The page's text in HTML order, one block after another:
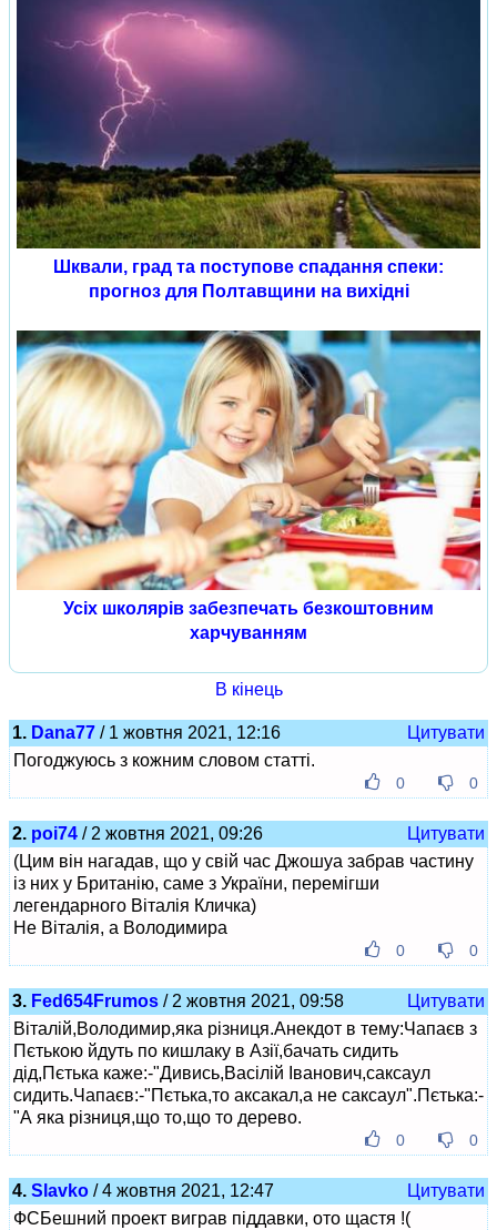
Шквали, град та поступове спадання спеки:
прогноз для Полтавщини на вихідні
Усіх школярів забезпечать безкоштовним
харчуванням
В кінець
1. Dana77 / 1 жовтня 2021, 12:16
Цитувати
Погоджуюсь з кожним словом статті.
0 0
2. poi74 / 2 жовтня 2021, 09:26
Цитувати
(Цим він нагадав, що у свій час Джошуа забрав частину
із них у Британію, саме з України, перемігши
легендарного Віталія Кличка)
Не Віталія, а Володимира
0 0
3. Fed654Frumos / 2 жовтня 2021, 09:58
Цитувати
Віталій,Володимир,яка різниця.Анекдот в тему:Чапаєв з
Пєтькою йдуть по кишлаку в Азії,бачать сидить
дід,Пєтька каже:-"Дивись,Васілій Іванович,саксаул
сидить.Чапаєв:-"Пєтька,то аксакал,а не саксаул".Пєтька:-
"А яка різниця,що то,що то дерево.
0 0
4. Slavko / 4 жовтня 2021, 12:47
Цитувати
ФСБешний проект виграв піддавки, ото щастя !(